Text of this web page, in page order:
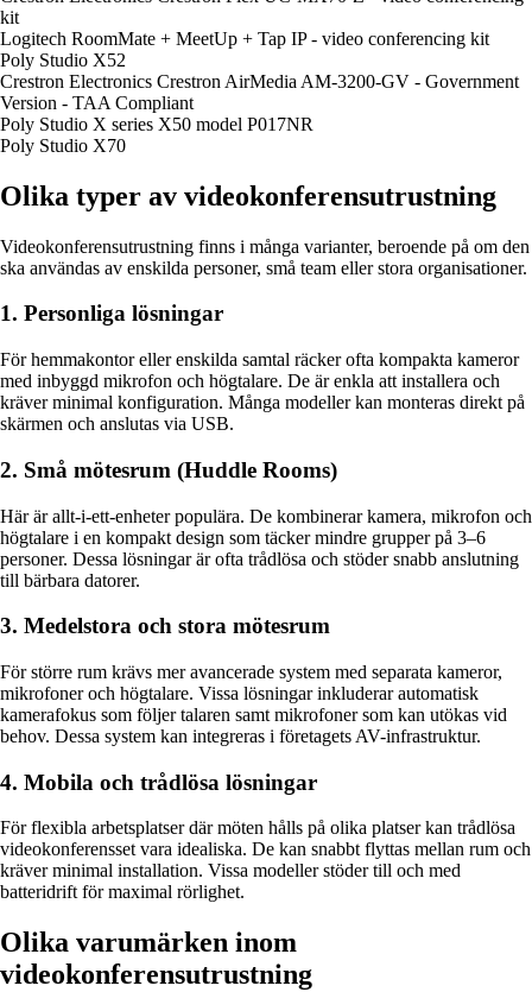
kit
Logitech RoomMate + MeetUp + Tap IP - video conferencing kit
Poly Studio X52
Crestron Electronics Crestron AirMedia AM-3200-GV - Government
Version - TAA Compliant
Poly Studio X series X50 model P017NR
Poly Studio X70
Olika typer av videokonferensutrustning
Videokonferensutrustning finns i många varianter, beroende på om den
ska användas av enskilda personer, små team eller stora organisationer.
1. Personliga lösningar
För hemmakontor eller enskilda samtal räcker ofta kompakta kameror
med inbyggd mikrofon och högtalare. De är enkla att installera och
kräver minimal konfiguration. Många modeller kan monteras direkt på
skärmen och anslutas via USB.
2. Små mötesrum (Huddle Rooms)
Här är allt-i-ett-enheter populära. De kombinerar kamera, mikrofon och
högtalare i en kompakt design som täcker mindre grupper på 3–6
personer. Dessa lösningar är ofta trådlösa och stöder snabb anslutning
till bärbara datorer.
3. Medelstora och stora mötesrum
För större rum krävs mer avancerade system med separata kameror,
mikrofoner och högtalare. Vissa lösningar inkluderar automatisk
kamerafokus som följer talaren samt mikrofoner som kan utökas vid
behov. Dessa system kan integreras i företagets AV-infrastruktur.
4. Mobila och trådlösa lösningar
För flexibla arbetsplatser där möten hålls på olika platser kan trådlösa
videokonferensset vara idealiska. De kan snabbt flyttas mellan rum och
kräver minimal installation. Vissa modeller stöder till och med
batteridrift för maximal rörlighet.
Olika varumärken inom
videokonferensutrustning